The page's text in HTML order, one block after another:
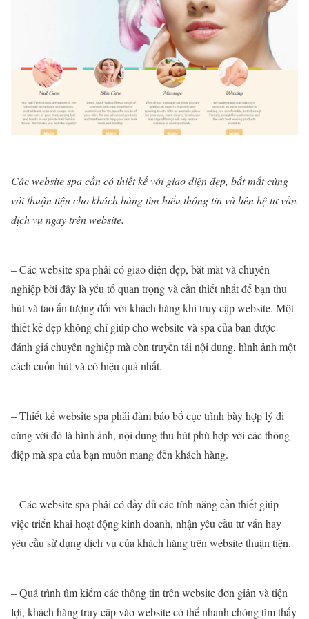
Các website spa cần có thiết kế với giao diện đẹp, bắt mắt cùng
với thuận tiện cho khách hàng tìm hiểu thông tin và liên hệ tư vấn
dịch vụ ngay trên website.
– Các website spa phải có giao diện đẹp, bắt mắt và chuyên
nghiệp bởi đây là yếu tố quan trọng và cần thiết nhất để bạn thu
hút và tạo ấn tượng đối với khách hàng khi truy cập website. Một
thiết kế đẹp không chỉ giúp cho website và spa của bạn được
đánh giá chuyên nghiệp mà còn truyền tải nội dung, hình ảnh một
cách cuốn hút và có hiệu quả nhất.
– Thiết kế website spa phải đảm bảo bố cục trình bày hợp lý đi
cùng với đó là hình ảnh, nội dung thu hút phù hợp với các thông
điệp mà spa của bạn muốn mang đến khách hàng.
– Các website spa phải có đầy đủ các tính năng cần thiết giúp
việc triển khai hoạt động kinh doanh, nhận yêu cầu tư vấn hay
yêu cầu sử dụng dịch vụ của khách hàng trên website thuận tiện.
– Quá trình tìm kiếm các thông tin trên website đơn giản và tiện
lợi, khách hàng truy cập vào website có thể nhanh chóng tìm thấy